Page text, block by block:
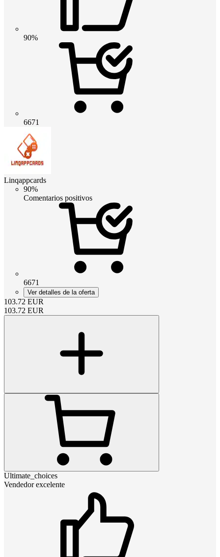
90%
6671
Linqappcards
90%
Comentarios positivos
6671
Ver detalles de la oferta
103.72 EUR
103.72 EUR
Ultimate_choices
Vendedor excelente